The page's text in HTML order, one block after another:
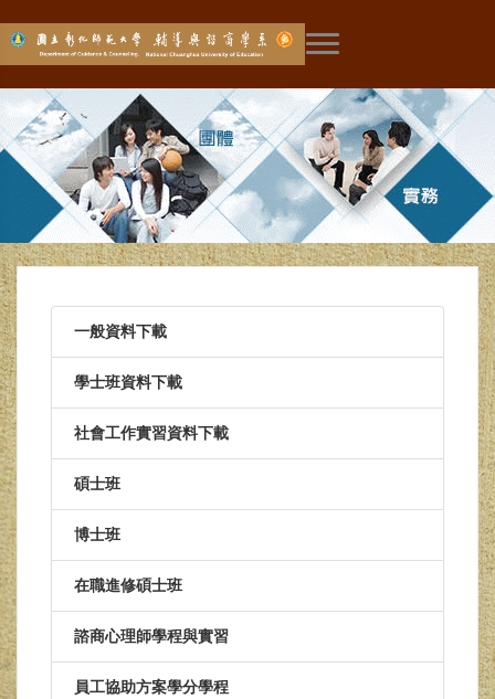
展開主選單
一般資料下載
學士班資料下載
社會工作實習資料下載
碩士班
博士班
在職進修碩士班
諮商心理師學程與實習
員工協助方案學分學程